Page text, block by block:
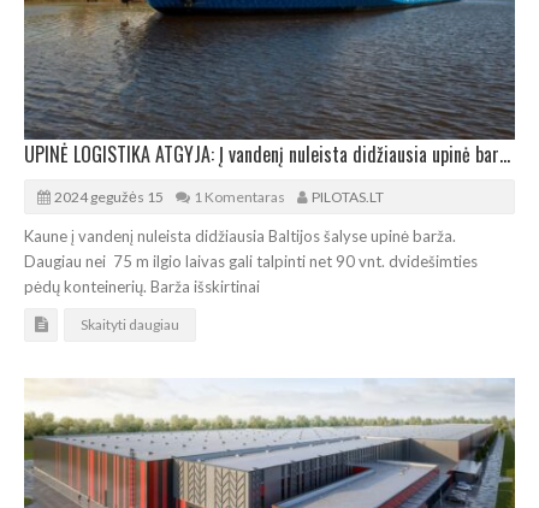
UPINĖ LOGISTIKA ATGYJA: Į vandenį nuleista didžiausia upinė barža Baltijos šalyse
2024 gegužės 15 1 Komentaras PILOTAS.LT
Kaune į vandenį nuleista didžiausia Baltijos šalyse upinė barža.
Daugiau nei 75 m ilgio laivas gali talpinti net 90 vnt. dvidešimties
pėdų konteinerių. Barža išskirtinai
Skaityti daugiau